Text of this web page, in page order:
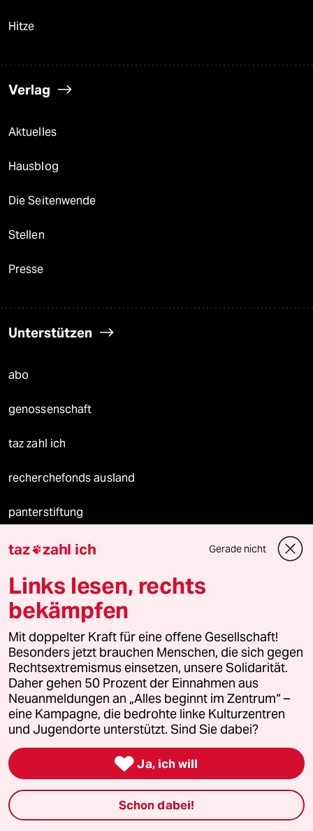
Hitze
Verlag
Aktuelles
Hausblog
Die Seitenwende
Stellen
Presse
Unterstützen
abo
genossenschaft
taz zahl ich
recherchefonds ausland
panterstiftung
panterpreis 2026
Podcast
bundestalk
fernverbindung
klima update°
Mauerecho
Freie Rede
reingehen
taz zahl ich Gerade nicht
Links lesen, rechts
bekämpfen
Mit doppelter Kraft für eine offene Gesellschaft!
Besonders jetzt brauchen Menschen, die sich gegen
Rechtsextremismus einsetzen, unsere Solidarität.
Daher gehen 50 Prozent der Einnahmen aus
Neuanmeldungen an „Alles beginnt im Zentrum“ –
eine Kampagne, die bedrohte linke Kulturzentren
und Jugendorte unterstützt. Sind Sie dabei?
 Ja, ich will
Schon dabei!